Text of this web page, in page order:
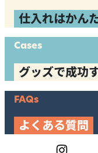
仕入れはかん
Cases
グッズで成功
FAQs
よくある質問